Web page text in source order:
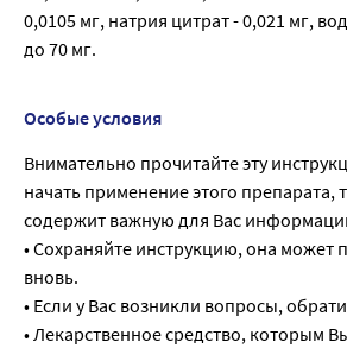
0,0105 мг, натрия цитрат - 0,021 мг,
до 70 мг.
Особые условия
Внимательно прочитайте эту
начать применение этого препарата,
содержит важную для Вас
• Сохраняйте инструкцию, она может
вновь.
• Если у Вас возникли вопросы,
• Лекарственное средство, которым